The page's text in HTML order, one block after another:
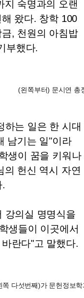
지 숙명과의 오랜
왔다. 창학 100
, 천원의 아침밥
부했다.
(왼쪽부터) 문시연 총
하는 일은 한 시대
남기는 일"이라
생이 꿈을 키워나
의 헌신 역시 자연
.
강의실 명명식을
생들이 이곳에서
란다"고 말했다.
쪽 다섯번째)가 문헌정보